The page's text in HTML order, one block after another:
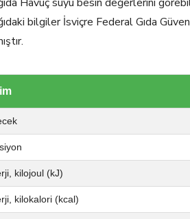
bilgiler İsviçre Federal Gıda
kilojoul (kJ)
kilokalori (kcal)